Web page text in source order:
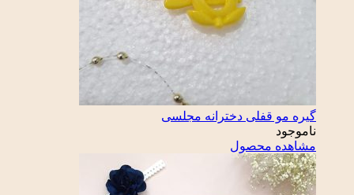
گیره مو قفلی دخترانه مجلسی
ناموجود
مشاهده محصول